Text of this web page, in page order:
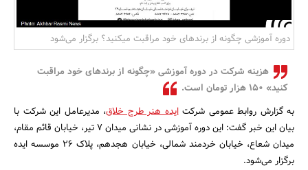
دوره آموزشی چگونه از برندهای خود مراقبت میکنید؟ برگزار می‌شود
هزینه شرکت در دوره آموزشی «چگونه از برندهای خود مراقبت
کنید» 150 هزار تومان است.
به گزارش روابط عمومی شرکتایده هنر طرح خلاق، مدیرعامل این شرکت با
بیان این خبر گفت: این دوره آموزشی در نشانی میدان ۷ تیر، خیابان قائم مقام،
میدان شعاع، خیابان خردمند شمالی، خیابان هجدهم، پلاک ۲۶ موسسه ایده
برگزار می‌شود.